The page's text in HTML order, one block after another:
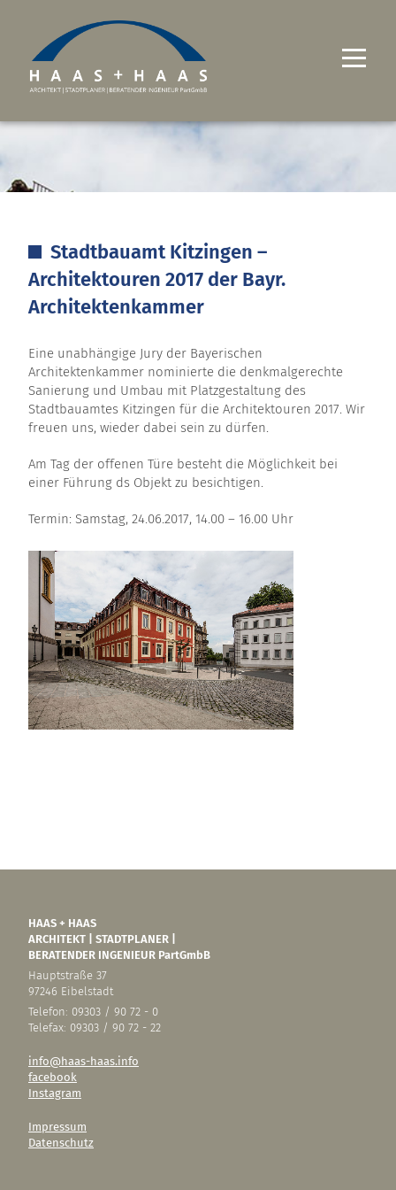
UNTERNEHMEN
KARRIERE
KONTAKT
Stadtbauamt Kitzingen –
Architektouren 2017 der Bayr.
Architektenkammer
Eine unabhängige Jury der Bayerischen
Architektenkammer nominierte die denkmalgerechte
Sanierung und Umbau mit Platzgestaltung des
Stadtbauamtes Kitzingen für die Architektouren 2017. Wir
freuen uns, wieder dabei sein zu dürfen.
Am Tag der offenen Türe besteht die Möglichkeit bei
einer Führung ds Objekt zu besichtigen.
Termin: Samstag, 24.06.2017, 14.00 – 16.00 Uhr
HAAS + HAAS
ARCHITEKT | STADTPLANER |
BERATENDER INGENIEUR PartGmbB
Hauptstraße 37
97246 Eibelstadt
Telefon: 09303 / 90 72 - 0
Telefax: 09303 / 90 72 - 22
info@haas-haas.info
facebook
Instagram
Impressum
Datenschutz